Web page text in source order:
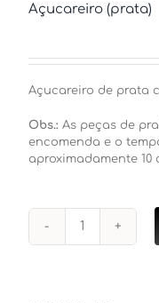
Açucareiro (prata)
Açucareiro de prata
Obs.: As peças de
encomenda e o
aproximadamente 10
Açucareiro